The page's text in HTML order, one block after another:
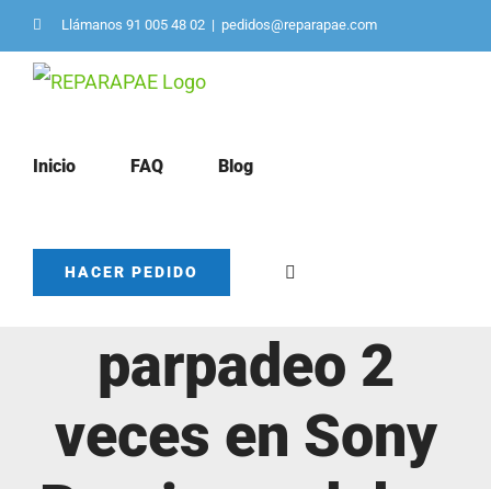
Saltar
al
Llámanos 91 005 48 02 | pedidos@reparapae.com
Inicio FAQ Blog
HACER PEDIDO
Solucionar
parpadeo 2
veces en Sony